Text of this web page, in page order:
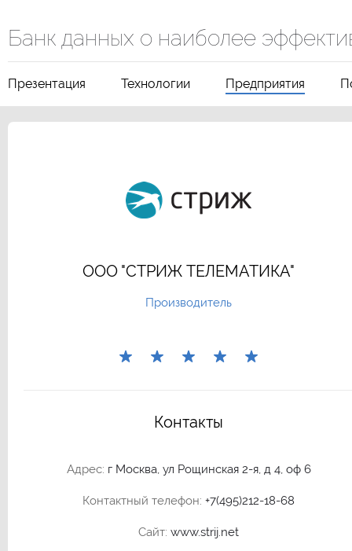
Банк данных о наиболее
Презентация Технологии Предприятия
ООО "СТРИЖ ТЕЛЕМАТИКА"
Производитель
Контакты
Адрес: г Москва, ул Рощинская 2-я, д 4, оф 6
Контактный телефон: +7(495)212-18-68
Сайт: www.strij.net